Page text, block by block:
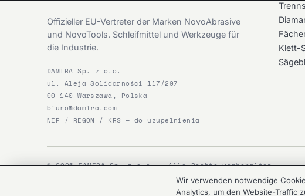
Offizieller EU-Vertreter der Marken NovoAbrasive
und NovoTools. Schleifmittel und Werkzeuge für
die Industrie.
DAMIRA Sp. z o.o.
ul. Aleja Solidarności 117/207
00-140 Warszawa, Polska
biuro@damira.com
NIP / REGON / KRS — do uzupełnienia
Klett-
© 2026 DAMIRA Sp. z o.o. — Alle Rechte vorbehalten.
Wir verwenden notwendige
Analytics, um den Website-Traffic